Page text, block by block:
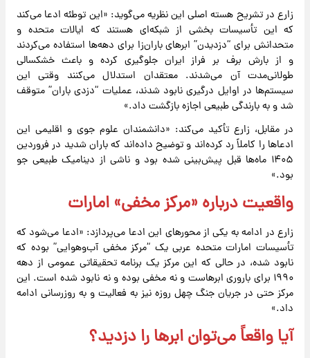
زارع در تشریح هسته اصلی این نظریه می‌گوید: «این توطئه ادعا می‌کند
که این تأسیسات بخشی از شبکه‌ای هستند که ایالات متحده و
متحدانش برای “دزدیدن” ابر‌های باران‌زا برای دهه‌ها استفاده می‌کردند
و از بارش برف بر فراز ایران جلوگیری کرده و باعث خشکسالی
طولانی‌مدت آن می‌شدند. معتقدان استدلال می‌کنند وقتی این
سیستم‌ها در اوایل درگیری نابود شدند، عملیات “دزدی باران” متوقف
شد و به بارندگی طبیعی اجازه بازگشت داد.»
در مقابل، زارع تأکید می‌کند: «دانشمندان علوم جوی و اقلیمی این
ادعا‌ها را کاملاً رد کرده‌اند و توضیح داده‌اند که باران شدید در فروردین
۱۴۰۵ ماه‌ها قبل پیش‌بینی شده بود و ناشی از دینامیک طبیعی جو
بود.»
واقعیت درباره «مرکز مخفی» امارات
زارع در ادامه به یکی از محور‌های این ادعا می‌پردازد: «ادعا می‌شود که
تأسیسات امارات متحده عربی یک “مرکز مخفی آب‌وهوایی” بوده که
نابود شده، در حالی که این مرکز یک برنامه تحقیقاتی عمومی از دهه
۱۹۹۰ برای باروری ابرهاست و نه مخفی بوده و نه نابود شده است. این
مرکز حتی در جریان جنگ چهل روزه نیز به فعالیت و به روزرسانی ادامه
داد.»
آیا واقعاً می‌توان ابر‌ها را دزدید؟